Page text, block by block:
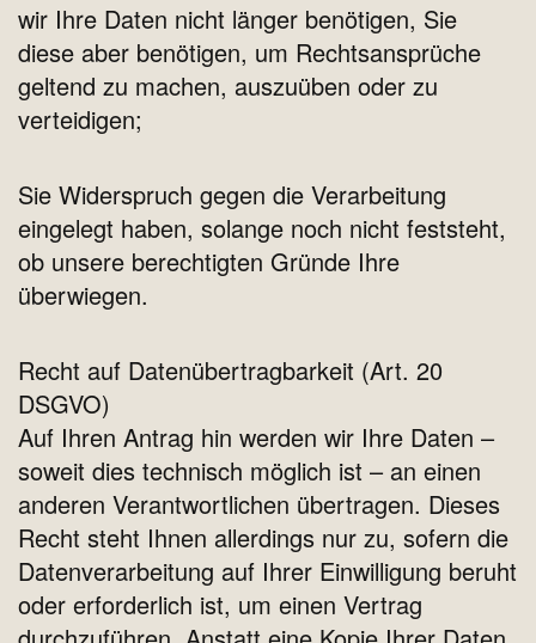
wir Ihre Daten nicht länger benötigen, Sie
diese aber benötigen, um Rechtsansprüche
geltend zu machen, auszuüben oder zu
verteidigen;
Sie Widerspruch gegen die Verarbeitung
eingelegt haben, solange noch nicht feststeht,
ob unsere berechtigten Gründe Ihre
überwiegen.
Recht auf Datenübertragbarkeit (Art. 20
DSGVO)
Auf Ihren Antrag hin werden wir Ihre Daten –
soweit dies technisch möglich ist – an einen
anderen Verantwortlichen übertragen. Dieses
Recht steht Ihnen allerdings nur zu, sofern die
Datenverarbeitung auf Ihrer Einwilligung beruht
oder erforderlich ist, um einen Vertrag